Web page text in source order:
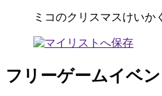
ミコのクリスマスけいかく
フリーゲームイベン